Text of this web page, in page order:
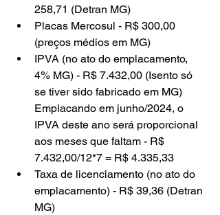
258,71 (Detran MG)
Placas Mercosul - R$ 300,00
(preços médios em MG)
IPVA (no ato do emplacamento,
4% MG) - R$ 7.432,00 (Isento só
se tiver sido fabricado em MG)
Emplacando em junho/2024, o
IPVA deste ano será proporcional
aos meses que faltam - R$
7.432,00/12*7 = R$ 4.335,33
Taxa de licenciamento (no ato do
emplacamento) - R$ 39,36 (Detran
MG)